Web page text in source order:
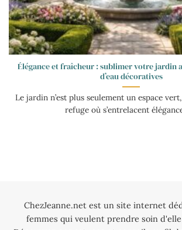
Élégance et fraîcheur : sublimer votre jardin
d’eau décoratives
Le jardin n’est plus seulement un espace
refuge où s’entrelacent
ChezJeanne.net est un site internet
femmes qui veulent prendre soin